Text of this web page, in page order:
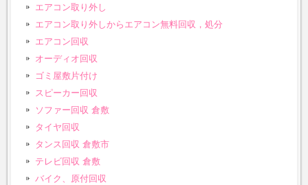
エアコン取り外し
エアコン取り外しからエアコン無料回収，処分
エアコン回収
オーディオ回収
ゴミ屋敷片付け
スピーカー回収
ソファー回収 倉敷
タイヤ回収
タンス回収 倉敷市
テレビ回収 倉敷
バイク、原付回収